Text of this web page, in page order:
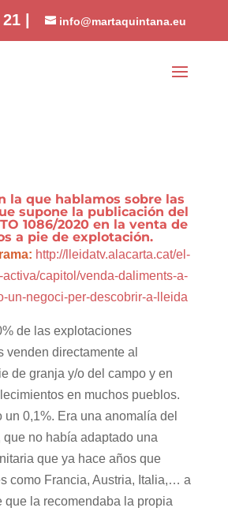
| info@martaquintana.eu
la que hablamos sobre las
supone la publicación del
1086/2020 en la venta de
a pie de explotación.
http://lleidatv.alacarta.cat/el-
capitol/venda-daliments-a-
un-negoci-per-descobrir-a-lleida
de las explotaciones
venden directamente al
de granja y/o del campo y en
en muchos pueblos.
un 0,1%. Era una anomalía del
que no había adaptado una
que ya hace años que
como Francia, Austria, Italia,… a
que la recomendaba la propia